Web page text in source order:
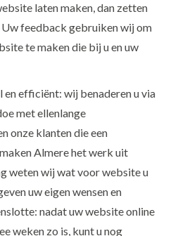
laten maken, dan zetten
feedback gebruiken wij om
te maken die bij u en uw
en efficiënt: wij benaderen u via
met ellenlange
onze klanten die een
Almere het werk uit
weten wij wat voor website u
uw eigen wensen en
nadat uw website online
weken zo is, kunt u nog